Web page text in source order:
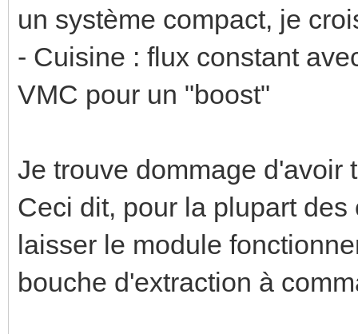
un système compact, je
- Cuisine : flux constant
VMC pour un "boost"
Je trouve dommage d'avoir
Ceci dit, pour la plupart
laisser le module
bouche d'extraction à